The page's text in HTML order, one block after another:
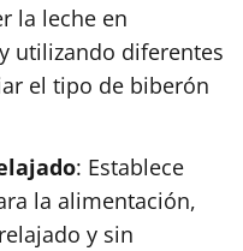
la leche en
utilizando diferentes
el tipo de biberón
: Establece
la alimentación,
y sin